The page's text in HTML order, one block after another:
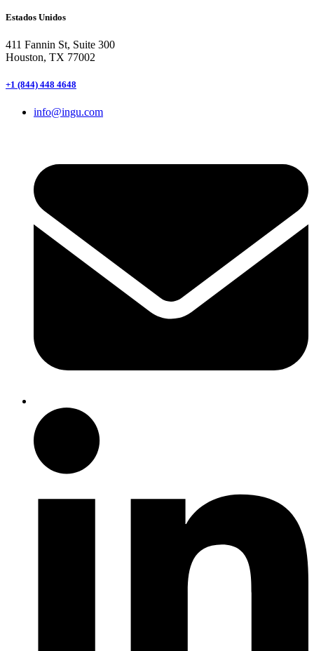
Estados Unidos
411 Fannin St, Suite 300
Houston, TX 77002
+1 (844) 448 4648
info@ingu.com